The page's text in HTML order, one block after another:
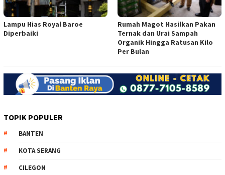
Lampu Hias Royal Baroe
Diperbaiki
Rumah Magot Hasilkan Pakan
Ternak dan Urai Sampah
Organik Hingga Ratusan Kilo
Per Bulan
TOPIK POPULER
BANTEN
KOTA SERANG
CILEGON